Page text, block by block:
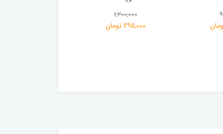
1,200,000
295,000 تومان